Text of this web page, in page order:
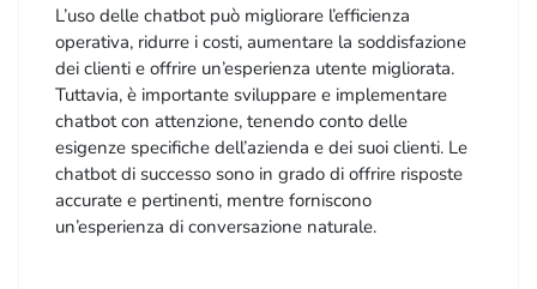
L’uso delle chatbot può migliorare l’efficienza
operativa, ridurre i costi, aumentare la soddisfazione
dei clienti e offrire un’esperienza utente migliorata.
Tuttavia, è importante sviluppare e implementare
chatbot con attenzione, tenendo conto delle
esigenze specifiche dell’azienda e dei suoi clienti. Le
chatbot di successo sono in grado di offrire risposte
accurate e pertinenti, mentre forniscono
un’esperienza di conversazione naturale.